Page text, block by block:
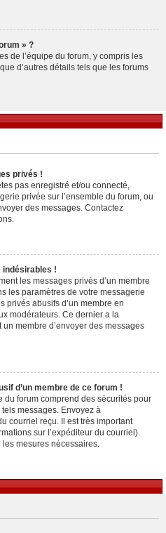
» ?
de l’équipe du forum, y compris les
d’autres détails tels que les forums
privés !
pas enregistré et/ou connecté,
privée sur l’ensemble du forum, ou
des messages. Contactez
!
les messages privés d’un membre
les paramètres de votre messagerie
privés abusifs d’un membre en
modérateurs. Ce dernier a la
membre d’envoyer des messages
d’un membre de ce forum !
forum comprend des sécurités pour
messages. Envoyez à
courriel reçu. Il est très important
sur l’expéditeur du courriel).
mesures nécessaires.